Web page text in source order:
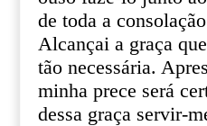
de toda a
Alcançai a graça
tão necessária.
minha prece será
dessa graça servir-